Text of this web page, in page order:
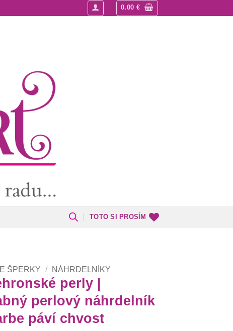
0.00€
TOTO SI PROSÍM
ŠPERKY / NÁHRDELNÍKY
perly |
perlový náhrdelník
páví chvost